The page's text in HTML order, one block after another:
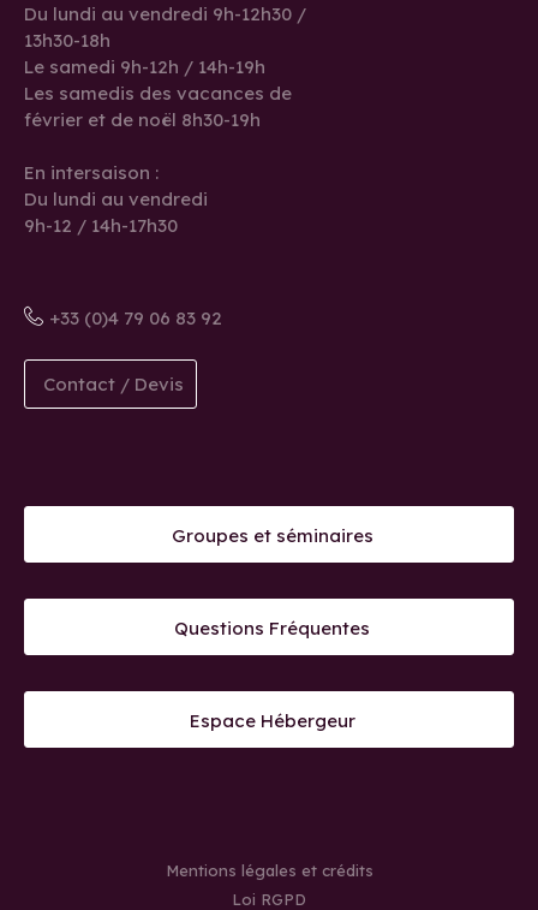
Du lundi au vendredi 9h-12h30 /
13h30-18h
Le samedi 9h-12h / 14h-19h
Les samedis des vacances de
février et de noël 8h30-19h
En intersaison :
Du lundi au vendredi
9h-12 / 14h-17h30
+33 (0)4 79 06 83 92
Contact / Devis
Groupes et séminaires
Questions Fréquentes
Espace Hébergeur
Mentions légales et crédits
Loi RGPD